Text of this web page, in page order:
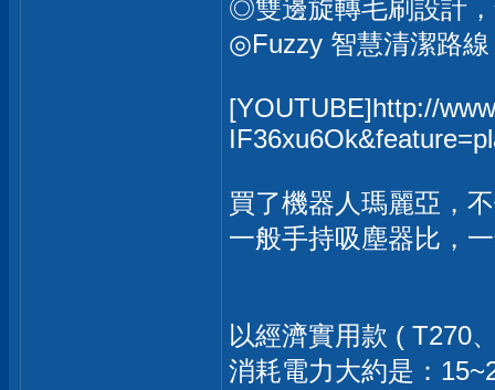
◎雙邊旋轉毛刷設計
◎Fuzzy 智慧清潔路
[YOUTUBE]http://
買了機器人瑪麗亞，
一般手持吸塵器比，
以經濟實用款 ( T270
消耗電力大約是：